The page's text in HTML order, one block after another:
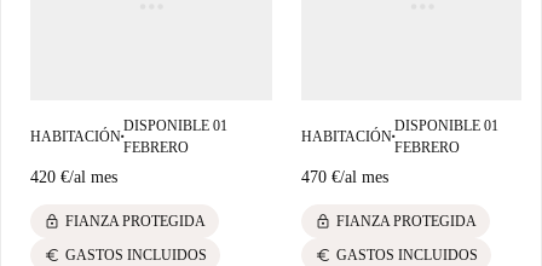
HABITACIÓN■
DISPONIBLE 01
FEBRERO
420 €/al mes
lock FIANZA PROTEGIDA
euro GASTOS INCLUIDOS
HABITACIÓN■
DISPONIBLE 01
FEBRERO
470 €/al mes
lock FIANZA PROTEGIDA
euro GASTOS INCLUIDOS